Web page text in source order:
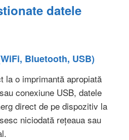
datele
Bluetooth, USB)
la o imprimantă apropiată
conexiune USB, datele
direct de pe dispozitiv la
niciodată rețeaua sau